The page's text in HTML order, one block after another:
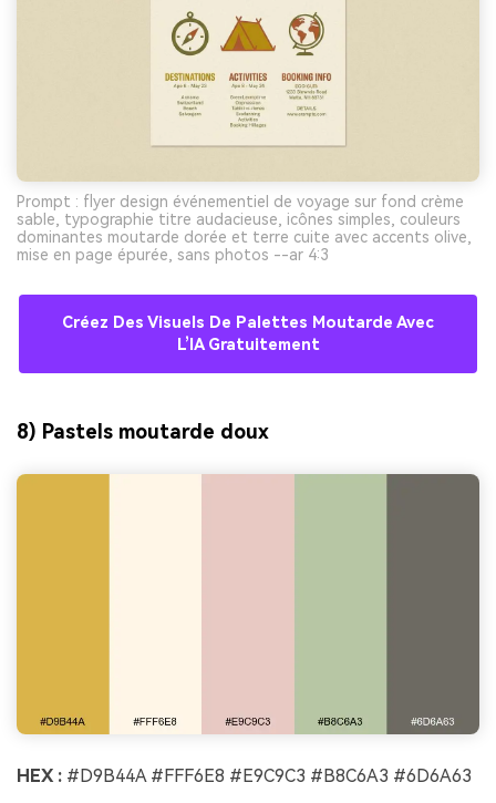
Prompt : flyer design événementiel de voyage sur fond crème
sable, typographie titre audacieuse, icônes simples, couleurs
dominantes moutarde dorée et terre cuite avec accents olive,
mise en page épurée, sans photos --ar 4:3
Créez Des Visuels De Palettes Moutarde Avec
L’IA Gratuitement
8) Pastels moutarde doux
HEX : #D9B44A #FFF6E8 #E9C9C3 #B8C6A3 #6D6A63